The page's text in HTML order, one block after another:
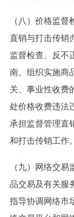
（八）价格监
直销与打击传销
监督检查、反不
南。组织实施商
关、事业性收费
处价格收费违法
承担监督管理直
和打击传销工作。
（九）网络交
品交易及有关服
指导协调网络市